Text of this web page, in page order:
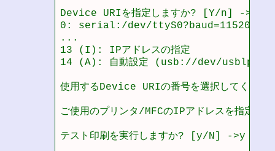
Device URIを指定しますか? [Y/n] ->Y
0: serial:/dev/ttyS0?baud=115200
...
13 (I): IPアドレスの指定
14 (A): 自動設定 (usb://dev/usblp0)
使用するDevice URIの番号を選択してくだ
ご使用のプリンタ/MFCのIPアドレスを指定
テスト印刷を実行しますか? [y/N] ->y